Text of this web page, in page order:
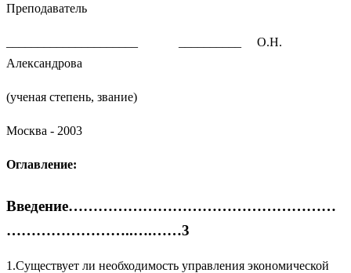
Преподаватель
_____________________ __________ О.Н.
Александрова
(ученая степень, звание)
Москва - 2003
Оглавление:
Введение………………………………………………
……………………..….……3
1.Существует ли необходимость управления экономической